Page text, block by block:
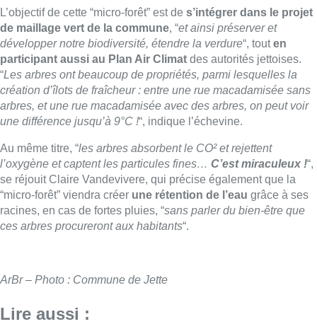
L’objectif de cette “micro-forêt” est de s’intégrer dans le projet
de maillage vert de la commune, “et ainsi préserver et
développer notre biodiversité, étendre la verdure“, touten
participant aussi au Plan Air Climat des autorités jettoises.
“Les arbres ont beaucoup de propriétés, parmi lesquelles la
création d’îlots de fraîcheur : entre une rue macadamisée sans
arbres, et une rue macadamisée avec des arbres, on peut voir
une différence jusqu’à 9°C !“, indique l’échevine.
Au même titre, “les arbres absorbent le CO² et rejettent
l’oxygène et captent les particules fines… C’est miraculeux !“,
se réjouit Claire Vandevivere, qui précise également que la
“micro-forêt” viendra créer une rétention de l’eau grâce à ses
racines, en cas de fortes pluies, “sans parler du bien-être que
ces arbres procureront aux habitants“.
ArBr – Photo : Commune de Jette
Lire aussi :